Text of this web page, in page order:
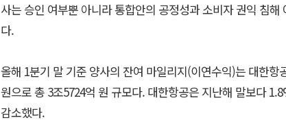
사는 승인 여부뿐 아니라 통합안의 공정성과 소비자 권익 침해
다.
올해 1분기 말 기준 양사의 잔여 마일리지(이연수익)는 대한항
원으로 총 3조5724억 원 규모다. 대한항공은 지난해 말보다
감소했다.